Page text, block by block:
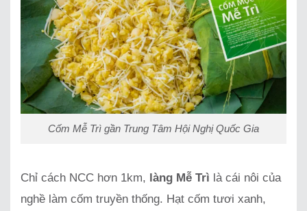
Cốm Mễ Trì gần Trung Tâm Hội Nghị Quốc Gia
Chỉ cách NCC hơn 1km, làng Mễ Trì là cái nôi của
nghề làm cốm truyền thống. Hạt cốm tươi xanh,